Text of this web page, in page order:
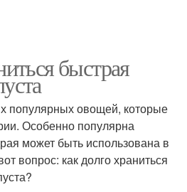
быстрая
популярных овощей, которые
Особенно популярна
может быть использована в
вопрос: как долго храниться